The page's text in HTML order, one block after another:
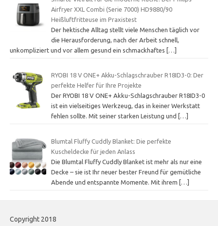
Airfryer XXL Combi (Serie 7000) HD9880/90
Heißluftfritteuse im Praxistest
Der hektische Alltag stellt viele Menschen täglich vor
die Herausforderung, nach der Arbeit schnell,
unkompliziert und vor allem gesund ein schmackhaftes
[…]
RYOBI 18 V ONE+ Akku-Schlagschrauber R18ID3-0: Der
perfekte Helfer für Ihre Projekte
Der RYOBI 18 V ONE+ Akku-Schlagschrauber R18ID3-0
ist ein vielseitiges Werkzeug, das in keiner Werkstatt
fehlen sollte. Mit seiner starken Leistung und
[…]
Blumtal Fluffy Cuddly Blanket: Die perfekte
Kuscheldecke für jeden Anlass
Die Blumtal Fluffy Cuddly Blanket ist mehr als nur eine
Decke – sie ist Ihr neuer bester Freund für gemütliche
Abende und entspannte Momente. Mit ihrem
[…]
Copyright 2018